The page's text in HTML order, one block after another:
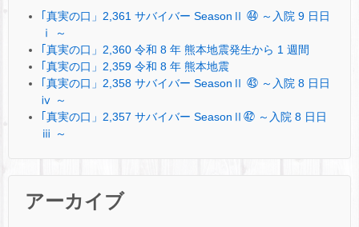
｢真実の口」2,361 サバイバー SeasonⅡ ㊹ ～入院 9 日日
ⅰ ～
｢真実の口」2,360 令和 8 年 熊本地震発生から 1 週間
｢真実の口」2,359 令和 8 年 熊本地震
｢真実の口」2,358 サバイバー SeasonⅡ ㊸ ～入院 8 日日
ⅳ ～
｢真実の口」2,357 サバイバー SeasonⅡ㊷ ～入院 8 日日
ⅲ ～
アーカイブ